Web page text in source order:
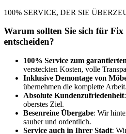
100% SERVICE, DER SIE
Warum sollten Sie sich für
entscheiden?
100% Service zum
versteckten Kosten, volle
Inklusive Demontage von
übernehmen die komplette Arbeit.
Absolute Kundenzufriedenheit
oberstes Ziel.
Besenreine Übergabe: Wir
sauber und ordentlich.
Service auch in Ihrer Stadt: